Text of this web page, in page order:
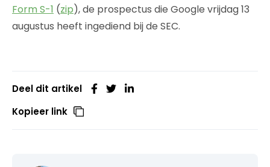
Form S-1 (zip), de prospectus die Google vrijdag 13
augustus heeft ingediend bij de SEC.
Deel dit artikel
Kopieer link